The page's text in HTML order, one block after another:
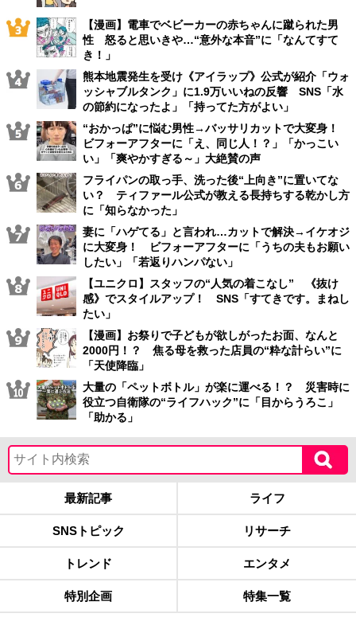
【漫画】電車でベビーカーの赤ちゃんに蹴られた男
性 怒ると思いきや…“意外な本音”に「なんてすて
き！」
熊本地震発生を受け《アイラップ》公式が紹介「ウォ
ッシャブルタンク」に1.9万いいねの反響 SNS「水
の節約になったよ」「持ってた方がよい」
“おかっぱ”に悩む男性→バッサリカットで大変身！
ビフォーアフターに「え、同じ人！？」「かっこい
い」「爽やかすぎる～」大絶賛の声
フライパンの取っ手、洗った後“上向き”に置いてな
い？ ティファール公式が教える長持ちする乾かし方
に「知らなかった」
妻に「ハゲてる」と言われ…カットで解決→イケオジ
に大変身！ ビフォーアフターに「うちの夫もお願い
したい」「若返りハンパない」
【ユニクロ】スタッフの“人気の着こなし” 《抜け
感》でスタイルアップ！ SNS「すてきです。まねし
たい」
【漫画】お祭りで子どもが欲しがったお面、なんと
2000円！？ 焦る母を救った店員の“粋な計らい”に
「天使降臨」
大量の「ペットボトル」が楽に運べる！？ 災害時に
役立つ自衛隊の“ライフハック”に「目からうろこ」
「助かる」
最新記事 ライフ
SNSトピック リサーチ
トレンド エンタメ
特別企画 特集一覧